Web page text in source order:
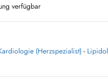
verfügbar
(Herzspezialist) -